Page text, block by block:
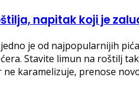
napitak koji je
je od najpopularnijih
Stavite limun na roštilj
ne karamelizuje, prenose